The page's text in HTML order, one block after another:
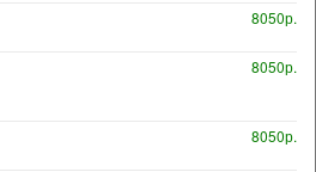
8050р.
8050р.
8050р.